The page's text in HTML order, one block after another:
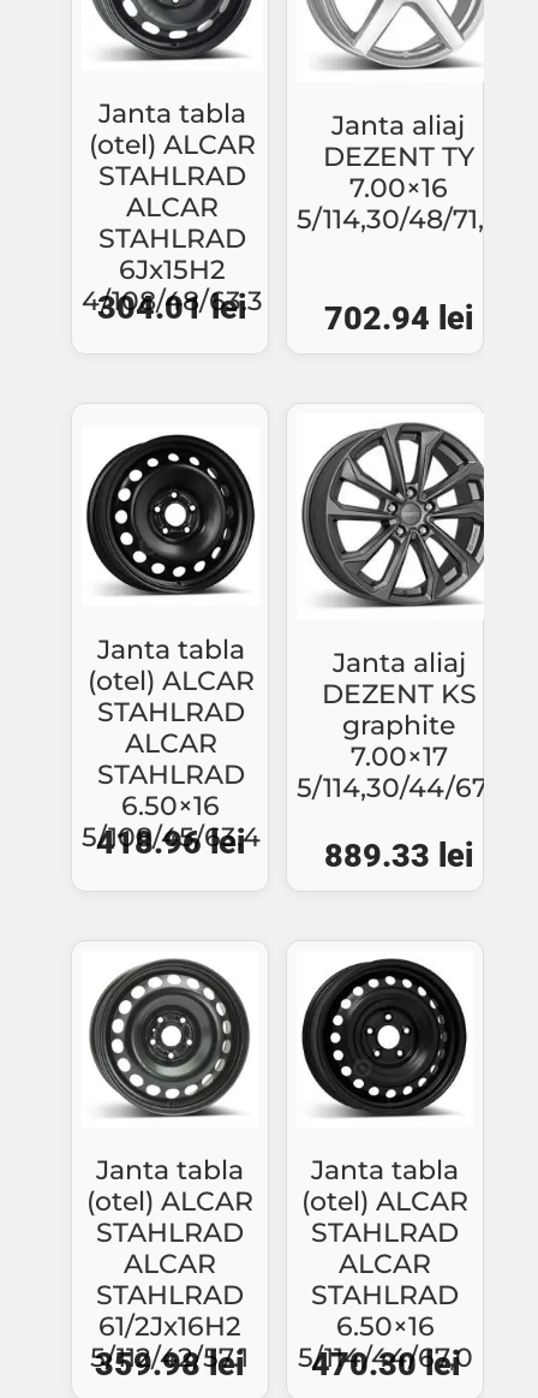
Janta tabla
(otel) ALCAR
STAHLRAD
ALCAR
STAHLRAD
6Jx15H2
4/108/48/63.3
304.01lei
Janta aliaj
DEZENT TY
7.00×16
5/114,30/48/71,6
702.94 lei
Janta tabla
(otel) ALCAR
STAHLRAD
ALCAR
STAHLRAD
6.50×16
5/108/45/63,4
418.96lei
Janta aliaj
DEZENT KS
graphite
7.00×17
5/114,30/44/67,1
889.33 lei
Janta tabla
(otel) ALCAR
STAHLRAD
ALCAR
STAHLRAD
61/2Jx16H2
5/112/42/57.1
359.98lei
Janta tabla
(otel) ALCAR
STAHLRAD
ALCAR
STAHLRAD
6.50×16
5/114/44/67,0
470.30lei